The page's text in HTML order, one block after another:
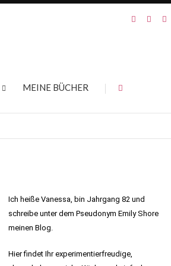
MEINE BÜCHER
Ich heiße Vanessa, bin Jahrgang 82 und
schreibe unter dem Pseudonym Emily Shore
meinen Blog.
Hier findet Ihr experimentierfreudige,